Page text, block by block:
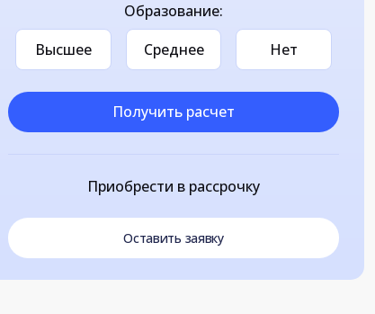
Образование:
Высшее
Среднее Нет
Получить расчет
Приобрести в рассрочку
Оставить заявку